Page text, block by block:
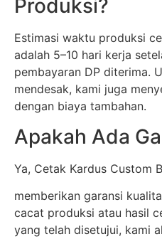
Produksi?
Estimasi waktu produksi
adalah 5–10 hari kerja
pembayaran DP diterima.
mendesak, kami juga
dengan biaya tambahan.
Apakah Ada
Ya, Cetak Kardus Custom
memberikan garansi
cacat produksi atau hasil
yang telah disetujui, kami